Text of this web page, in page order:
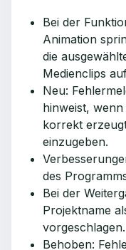
Bei der
Animation
die
Medienclips
Neu:
hinweist,
korrekt
einzugeben.
des
Bei der
Projektname
vorgeschlagen.
Behoben: